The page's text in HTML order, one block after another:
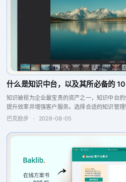
什么是知识中台，以及其所必备的
知识被视为企业最宝贵的资产之一，知识中台
提升效率并增强客户服务。选择合适的知识管
搜索引擎、问答引擎以及报告分析和反馈功能
巴克励步 · 2026-08-05